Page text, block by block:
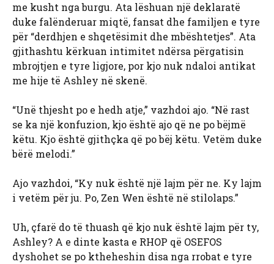
me kusht nga burgu. Ata lëshuan një deklaratë
duke falënderuar miqtë, fansat dhe familjen e tyre
për “derdhjen e shqetësimit dhe mbështetjes”. Ata
gjithashtu kërkuan intimitet ndërsa përgatisin
mbrojtjen e tyre ligjore, por kjo nuk ndaloi antikat
me hije të Ashley në skenë.
“Unë thjesht po e hedh atje,” vazhdoi ajo. “Në rast
se ka një konfuzion, kjo është ajo që ne po bëjmë
këtu. Kjo është gjithçka që po bëj këtu. Vetëm duke
bërë melodi.”
Ajo vazhdoi, “Ky nuk është një lajm për ne. Ky lajm
i vetëm për ju. Po, Zen Wen është në stilolaps.”
Uh, çfarë do të thuash që kjo nuk është lajm për ty,
Ashley? A e dinte kasta e RHOP që OSEFOS
dyshohet se po ktheheshin disa nga rrobat e tyre